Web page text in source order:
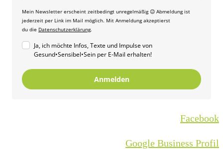
Mein Newsletter erscheint zeitbedingt unregelmäßig 😉 Abmeldung ist
jederzeit per Link im Mail möglich. Mit Anmeldung akzeptierst
du die Datenschutzerklärung.
Ja, ich möchte Infos, Texte und Impulse von
Gesund•Sensibel•Sein per E-Mail erhalten!
Anmelden
Facebook
Google Business Profil